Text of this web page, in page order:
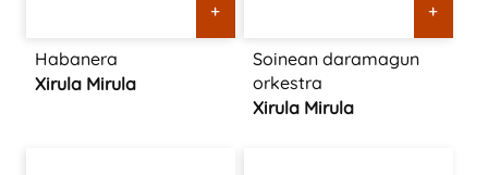
+
Habanera
Xirula Mirula
+
Soinean daramagun
orkestra
Xirula Mirula